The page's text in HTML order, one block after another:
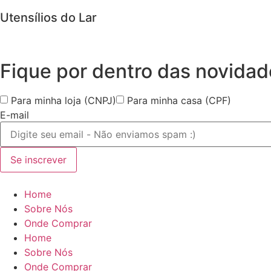
Utensílios do Lar
Fique por dentro das
Para minha loja (CNPJ)
Para minha casa (CPF)
E-mail
Se inscrever
Home
Sobre Nós
Onde Comprar
Home
Sobre Nós
Onde Comprar